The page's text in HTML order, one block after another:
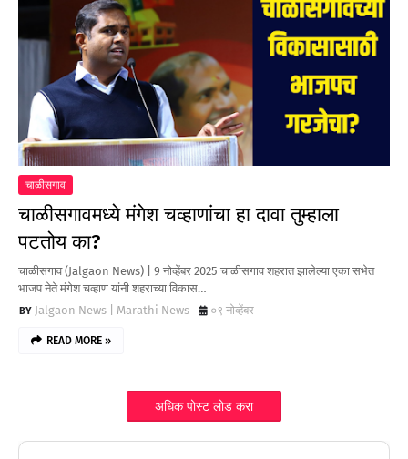
चाळीसगाव
चाळीसगावमध्ये मंगेश चव्हाणांचा हा दावा तुम्हाला
पटतोय का?
चाळीसगाव (Jalgaon News) | 9 नोव्हेंबर 2025 चाळीसगाव शहरात झालेल्या एका सभेत
भाजप नेते मंगेश चव्हाण यांनी शहराच्या विकास…
Jalgaon News | Marathi News
०९ नोव्हेंबर
READ MORE »
अधिक पोस्ट लोड करा